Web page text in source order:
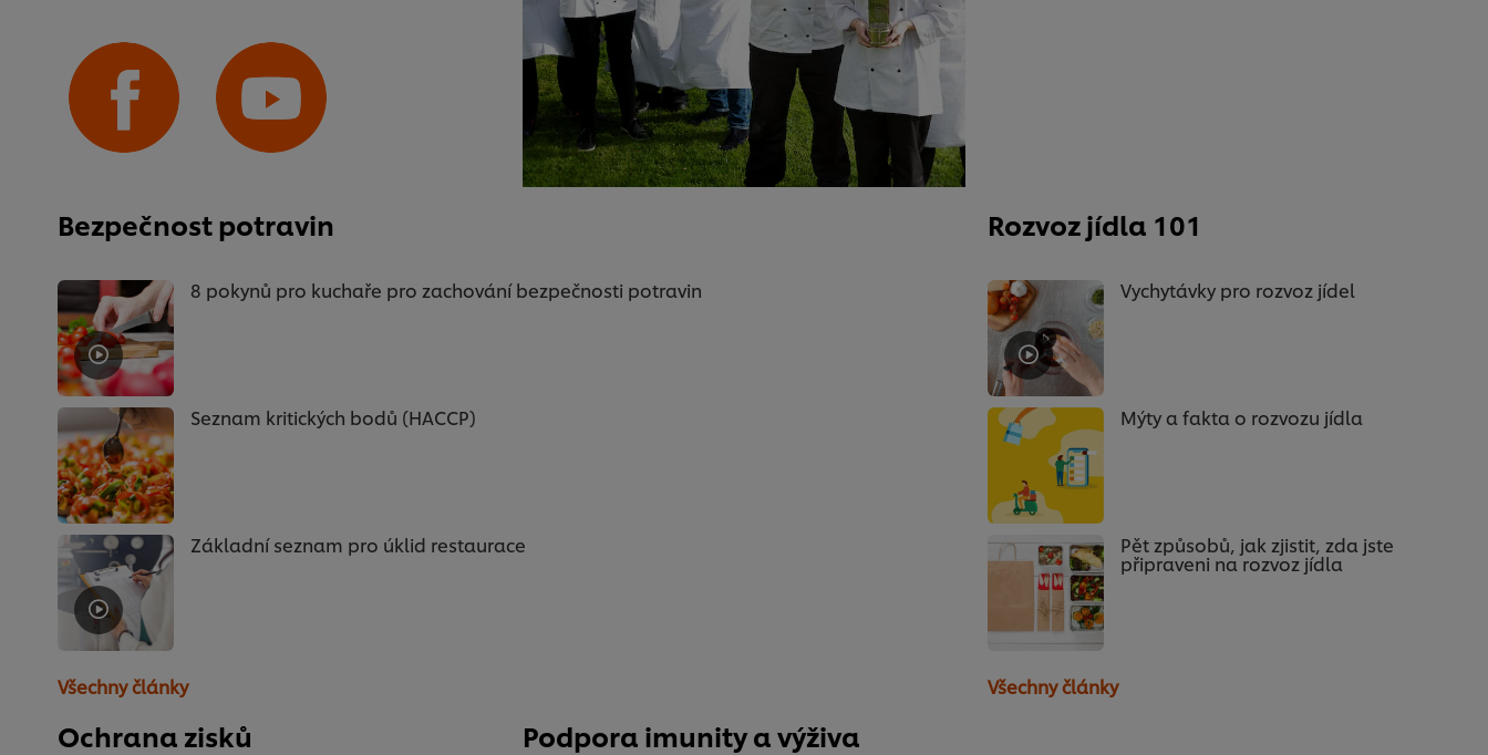
Bezpečnost potravin
8 pokynů pro kuchaře pro zachování bezpečnosti potravin
Seznam kritických bodů (HACCP)
Základní seznam pro úklid restaurace
Všechny články
Rozvoz jídla 101
Vychytávky pro rozvoz jídel
Mýty a fakta o rozvozu jídla
Pět způsobů, jak zjistit, zda jste
připraveni na rozvoz jídla
Všechny články
Ochrana zisků Podpora imunity a výživa